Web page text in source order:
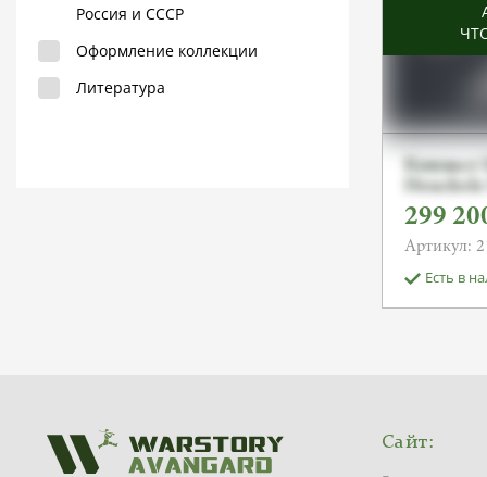
Россия и СССР
Оформление коллекции
Литература
Кинжал
299
Артикул:
Есть в
Сайт: